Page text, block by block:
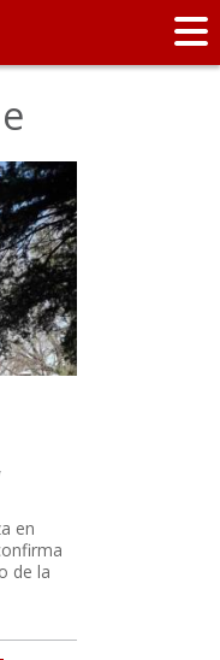
en
de la